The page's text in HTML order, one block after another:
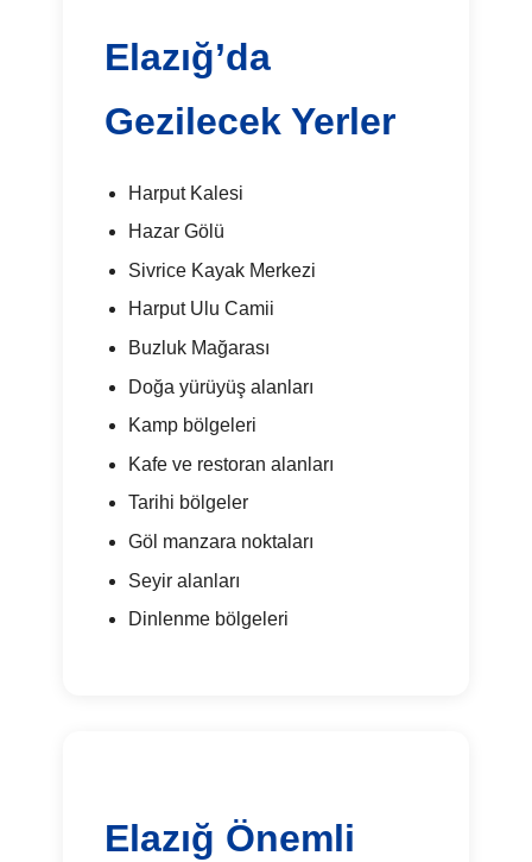
Elazığ’da
Gezilecek Yerler
Harput Kalesi
Hazar Gölü
Sivrice Kayak Merkezi
Harput Ulu Camii
Buzluk Mağarası
Doğa yürüyüş alanları
Kamp bölgeleri
Kafe ve restoran alanları
Tarihi bölgeler
Göl manzara noktaları
Seyir alanları
Dinlenme bölgeleri
Elazığ Önemli